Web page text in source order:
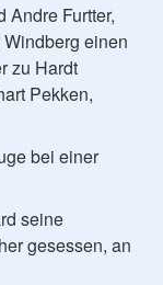
Andre Furtter,
einen
zu Hardt
Pekken,
bei einer
seine
gesessen, an